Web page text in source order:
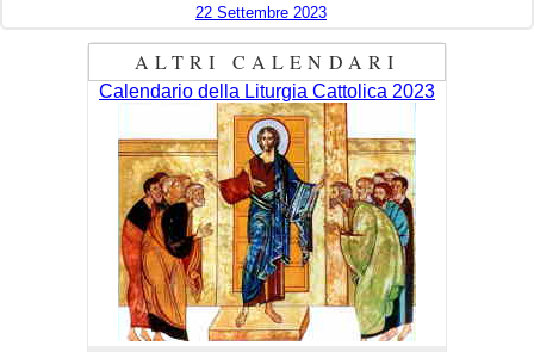
22 Settembre 2023
ALTRI CALENDARI
Calendario della Liturgia Cattolica 2023